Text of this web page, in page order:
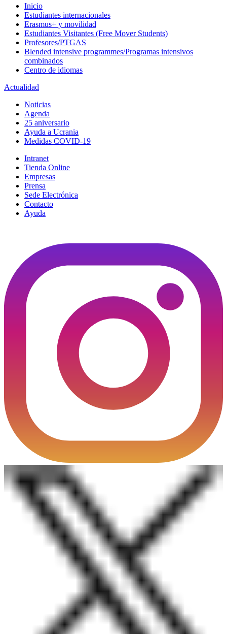
Inicio
Estudiantes internacionales
Erasmus+ y movilidad
Estudiantes Visitantes (Free Mover Students)
Profesores/PTGAS
Blended intensive programmes/Programas intensivos
combinados
Centro de idiomas
Actualidad
Noticias
Agenda
25 aniversario
Ayuda a Ucrania
Medidas COVID-19
Intranet
Tienda Online
Empresas
Prensa
Sede Electrónica
Contacto
Ayuda